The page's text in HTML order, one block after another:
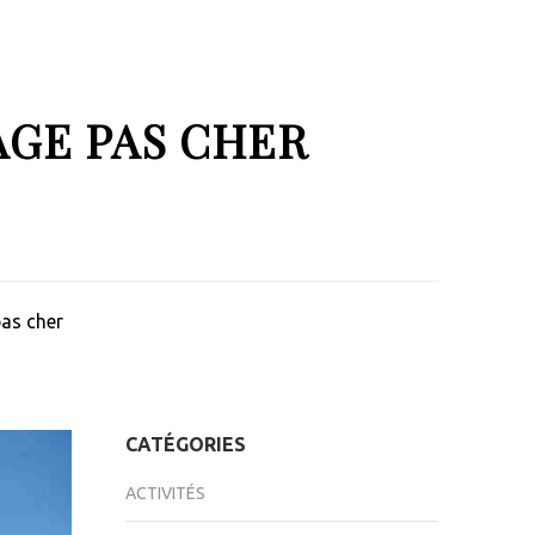
PAS CHER
cher
CATÉGORIES
ACTIVITÉS